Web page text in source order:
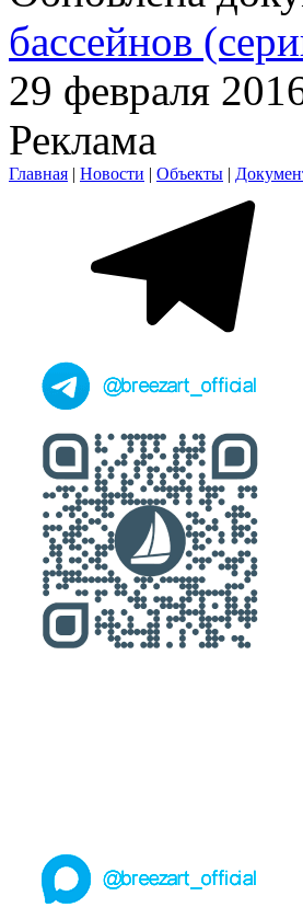
бассейнов
29 февраля
Реклама
Главная | Новости | Объекты |